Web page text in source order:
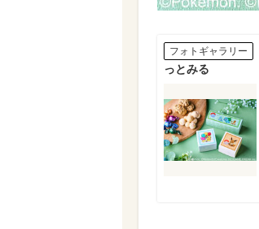
フォトギャラリー
っとみる